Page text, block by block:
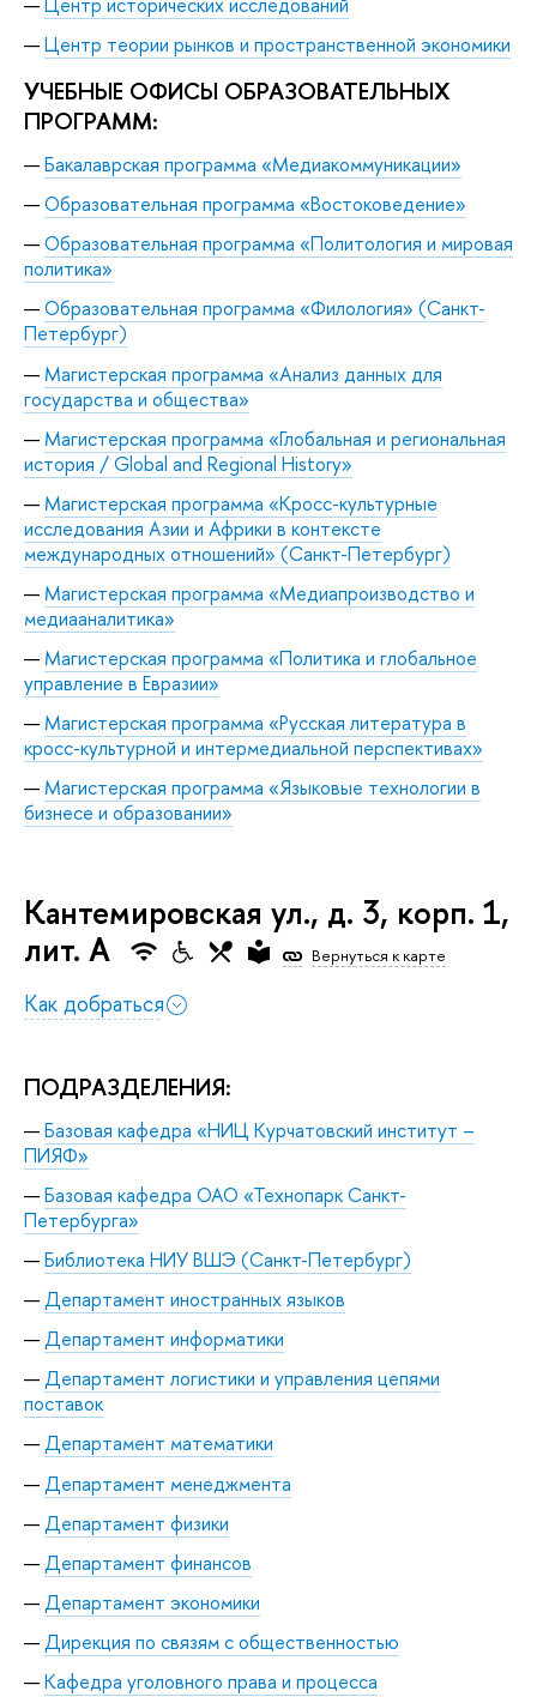
Центр теории рынков и пространственной экономики
УЧЕБНЫЕ ОФИСЫ ОБРАЗОВАТЕЛЬНЫХ
ПРОГРАММ:
Бакалаврская программа «Медиакоммуникации»
Образовательная программа «Востоковедение»
Образовательная программа «Политология и мировая
политика»
Образовательная программа «Филология» (Санкт-
Петербург)
Магистерская программа «Анализ данных для
государства и общества»
Магистерская программа «Глобальная и региональная
история / Global and Regional History»
Магистерская программа «Кросс-культурные
исследования Азии и Африки в контексте
международных отношений» (Санкт-Петербург)
Магистерская программа «Медиапроизводство и
медиааналитика»
Магистерская программа «Политика и глобальное
управление в Евразии»
Магистерская программа «Русская литература в
кросс-культурной и интермедиальной перспективах»
Магистерская программа «Языковые технологии в
бизнесе и образовании»
Кантемировская ул., д. 3, корп. 1,
лит. А
Вернуться к карте
Как добраться
ПОДРАЗДЕЛЕНИЯ:
Базовая кафедра «НИЦ Курчатовский институт –
ПИЯФ»
Базовая кафедра ОАО «Технопарк Санкт-
Петербурга»
Библиотека НИУ ВШЭ (Санкт-Петербург)
Департамент иностранных языков
Департамент информатики
Департамент логистики и управления цепями
поставок
Департамент математики
Департамент менеджмента
Департамент физики
Департамент финансов
Департамент экономики
Дирекция по связям с общественностью
Кафедра уголовного права и процесса